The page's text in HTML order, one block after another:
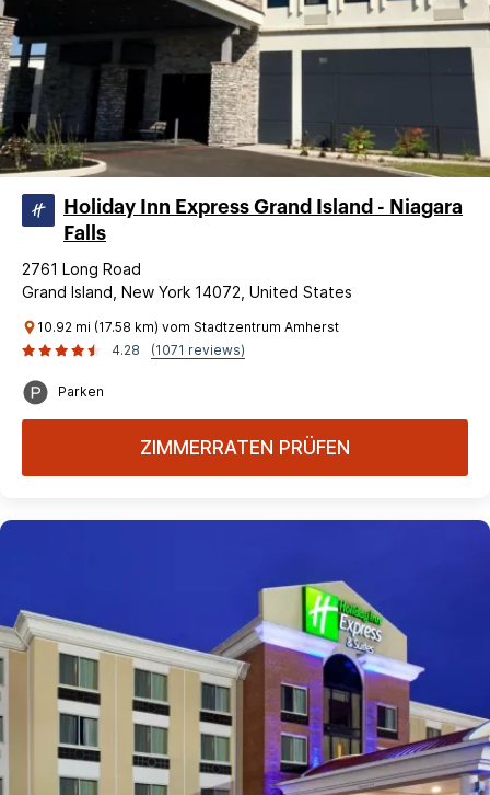
Holiday Inn Express Grand Island - Niagara
Falls
2761 Long Road
Grand Island, New York 14072, United States
10.92 mi (17.58 km) vom Stadtzentrum Amherst
4.28
(1071 reviews)
Parken
ZIMMERRATEN PRÜFEN